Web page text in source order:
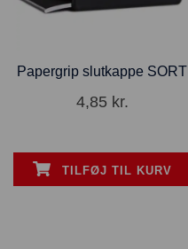
Papergrip slutkappe SORT
4,85 kr.
TILFØJ TIL KURV